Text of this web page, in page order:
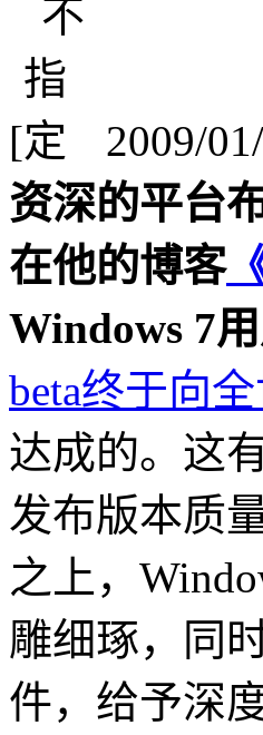
[
2009/
资深的平台
在他的博客
Windows 7
beta终于向
达成的。这
发布版本质
之上，
雕细琢，同
件，给予深